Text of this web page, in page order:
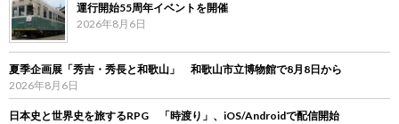
運行開始55周年イベントを開催
2026年8月6日
夏季企画展「秀吉・秀長と和歌山」 和歌山市立博物館で8月8日から
2026年8月6日
日本史と世界史を旅するRPG 「時渡り」、iOS/Androidで配信開始